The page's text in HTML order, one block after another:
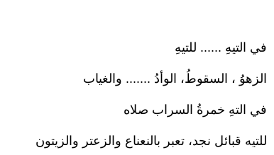
في التيهِ ...... للتيهِ
الزهوُ ، السقوطُ، الوأدُ ....... والغياب
في التهِ خمرةُ السراب صلاه
للتيه قبائل نجد، تعبر بالنعناع والزعتر والزيتون